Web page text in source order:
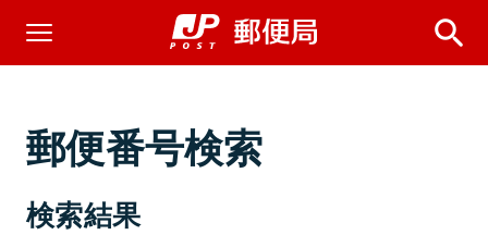
郵便番号検索
検索結果